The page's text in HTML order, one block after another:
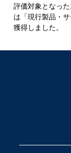
評価対象となっ
は「現行製品・
獲得しました。